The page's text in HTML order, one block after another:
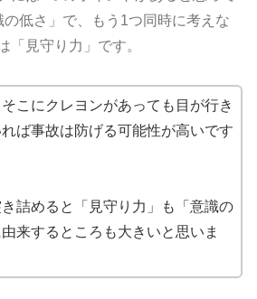
低さ」で、もう1つ同時に考えな
「見守り力」です。
こにクレヨンがあっても目が行き
ば事故は防げる可能性が高いです
き詰めると「見守り力」も「意識の
来するところも大きいと思いま